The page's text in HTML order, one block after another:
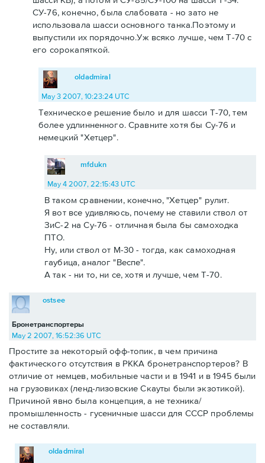
СУ-76, конечно, была слабовата - но зато не
использовала шасси основного танка.Поэтому и
выпустили их порядочно.Уж всяко лучше, чем Т-70 с
его сорокапяткой.
oldadmiral
May 3 2007, 10:23:24 UTC
Техническое решение было и для шасси Т-70, тем
более удлинненного. Сравните хотя бы Су-76 и
немецкий "Хетцер".
mfdukn
May 4 2007, 22:15:43 UTC
В таком сравнении, конечно, "Хетцер" рулит.
Я вот все удивляюсь, почему не ставили ствол от
ЗиС-2 на Су-76 - отличная была бы самоходка
ПТО.
Ну, или ствол от М-30 - тогда, как самоходная
гаубица, аналог "Веспе".
А так - ни то, ни се, хотя и лучше, чем Т-70.
Бронетранспортеры
ostsee
May 2 2007, 16:52:36 UTC
Простите за некоторый офф-топик, в чем причина
фактического отсутствия в РККА бронетранспортеров? В
отличие от немцев, мобильные части и в 1941 и в 1945 были
на грузовиках (ленд-лизовские Скауты были экзотикой).
Причиной явно была концепция, а не техника/
промышленность - гусеничные шасси для СССР проблемы
не составляли.
oldadmiral